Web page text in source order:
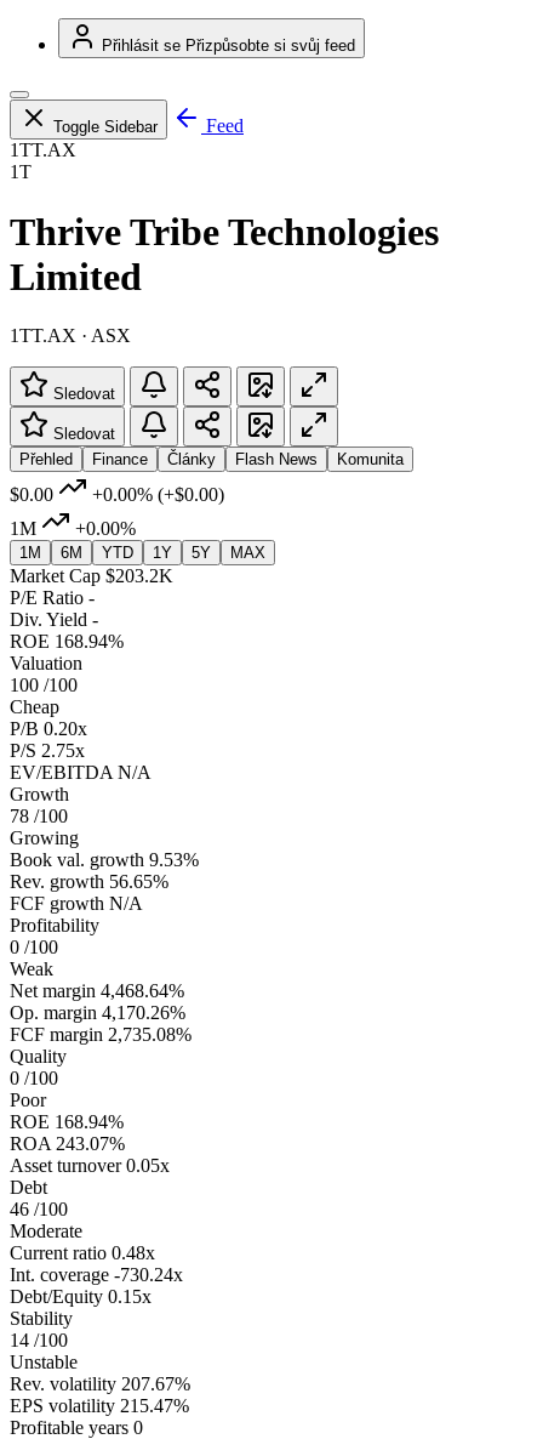
Přihlásit se Přizpůsobte si svůj feed
Toggle Sidebar
Feed
1TT.AX
1T
Thrive Tribe Technologies
Limited
1TT.AX · ASX
Sledovat
Sledovat
Přehled
Finance Články Flash News Komunita
$0.00 +0.00% (+$0.00)
1M
+0.00%
1M 6M YTD 1Y 5Y MAX
Market Cap $203.2K
P/E Ratio -
Div. Yield -
ROE 168.94%
Valuation
100 /100
Cheap
P/B 0.20x
P/S 2.75x
EV/EBITDA N/A
Growth
78 /100
Growing
Book val. growth 9.53%
Rev. growth 56.65%
FCF growth N/A
Profitability
0 /100
Weak
Net margin 4,468.64%
Op. margin 4,170.26%
FCF margin 2,735.08%
Quality
0 /100
Poor
ROE 168.94%
ROA 243.07%
Asset turnover 0.05x
Debt
46 /100
Moderate
Current ratio 0.48x
Int. coverage -730.24x
Debt/Equity 0.15x
Stability
14 /100
Unstable
Rev. volatility 207.67%
EPS volatility 215.47%
Profitable years 0